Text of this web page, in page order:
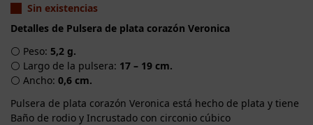
Sin existencias
Detalles de Pulsera de plata corazón Veronica
⚪ Peso: 5,2 g.
⚪ Largo de la pulsera: 17 – 19 cm.
⚪ Ancho: 0,6 cm.
Pulsera de plata corazón Veronica está hecho de plata y tiene
Baño de rodio y Incrustado con circonio cúbico